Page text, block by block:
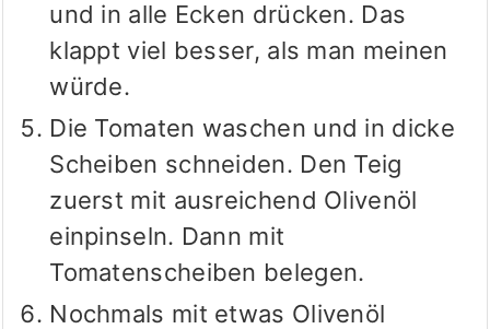
und in alle Ecken drücken. Das
klappt viel besser, als man meinen
würde.
Die Tomaten waschen und in dicke
Scheiben schneiden. Den Teig
zuerst mit ausreichend Olivenöl
einpinseln. Dann mit
Tomatenscheiben belegen.
Nochmals mit etwas Olivenöl